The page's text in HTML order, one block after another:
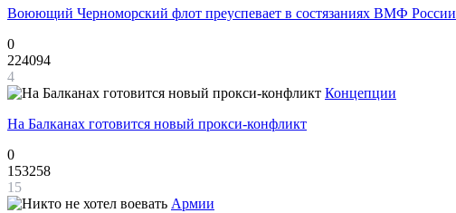
Воюющий Черноморский флот преуспевает в состязаниях ВМФ России
0
224094
4
Концепции
На Балканах готовится новый прокси-конфликт
0
153258
15
Армии